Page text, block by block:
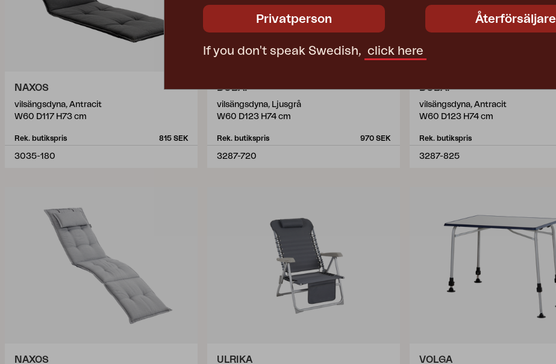
NAXOS
vilsängsdyna, Antracit
W60 D117 H73 cm
Rek. butikspris 815 SEK
3035-180
DUBAI
vilsängsdyna, Ljusgrå
W60 D123 H74 cm
Rek. butikspris 970 SEK
3287-720
DUBAI
vilsängsdyna, Antracit
W60 D123 H74 cm
Rek. butikspris
3287-825
NAXOS ULRIKA VOLGA
Privatperson Återförsäljare
If you don't speak Swedish, click here